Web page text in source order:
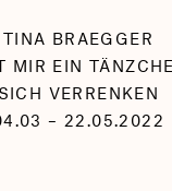
TINA BRAEGGER
MIR EIN
SICH VERRENKEN
– 22.05.2022